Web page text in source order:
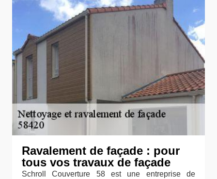
Ravalement de façade : pour
tous vos travaux de façade
Schroll Couverture 58 est une entreprise de